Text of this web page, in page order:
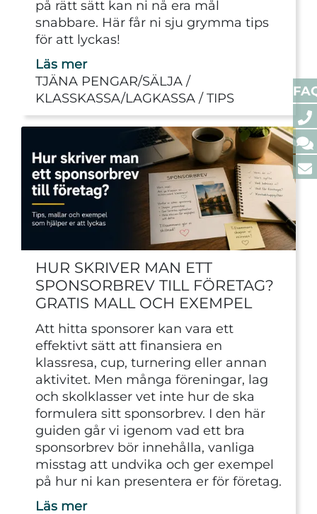
på rätt sätt kan ni nå era mål
snabbare. Här får ni sju grymma tips
för att lyckas!
Läs mer
TJÄNA PENGAR/SÄLJA
KLASSKASSA/LAGKASSA
TIPS
HUR SKRIVER MAN ETT
SPONSORBREV TILL FÖRETAG?
GRATIS MALL OCH EXEMPEL
Att hitta sponsorer kan vara ett
effektivt sätt att finansiera en
klassresa, cup, turnering eller annan
aktivitet. Men många föreningar, lag
och skolklasser vet inte hur de ska
formulera sitt sponsorbrev. I den här
guiden går vi igenom vad ett bra
sponsorbrev bör innehålla, vanliga
misstag att undvika och ger exempel
på hur ni kan presentera er för företag.
Läs mer